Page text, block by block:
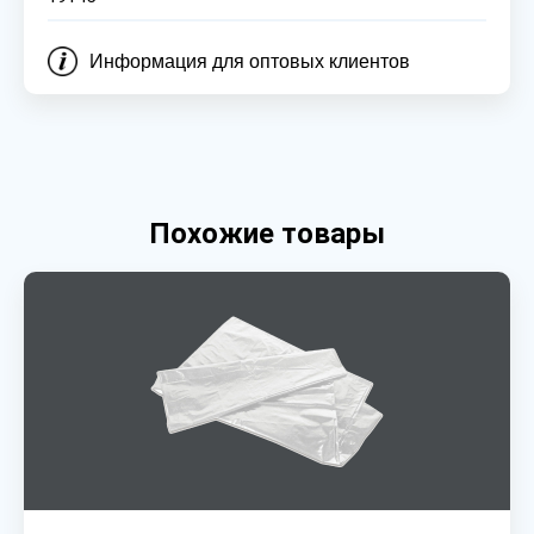
Информация для оптовых клиентов
Похожие товары